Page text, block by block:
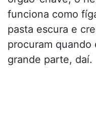
funciona como
pasta escura e
procuram quando
grande parte, daí.